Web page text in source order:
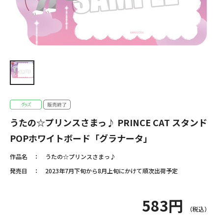
うたの☆プリンスさまっ♪ PRINCE CAT スタンド
POPホワイトボード「グラナータ」
作品名
うたの☆プリンスさまっ♪
発売日
2023年7月下旬から8月上旬にかけて順次出荷予定
583円